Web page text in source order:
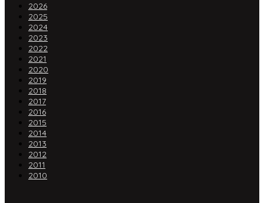
2026
2025
2024
2023
2022
2021
2020
2019
2018
2017
2016
2015
2014
2013
2012
2011
2010